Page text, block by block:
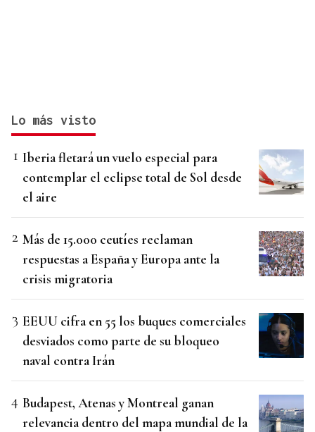
Lo más visto
Iberia fletará un vuelo especial para
contemplar el eclipse total de Sol desde
el aire
Más de 15.000 ceutíes reclaman
respuestas a España y Europa ante la
crisis migratoria
EEUU cifra en 55 los buques comerciales
desviados como parte de su bloqueo
naval contra Irán
Budapest, Atenas y Montreal ganan
relevancia dentro del mapa mundial de la